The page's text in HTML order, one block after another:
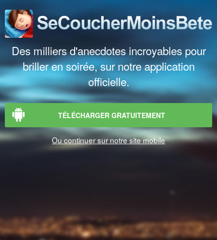
Des milliers d'anecdotes incroyables pour
briller en soirée, sur notre application
officielle.
TÉLÉCHARGER GRATUITEMENT
Ou continuer sur notre site mobile